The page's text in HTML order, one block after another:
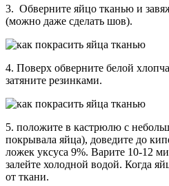
3. Обверните яйцо тканью и
(можно даже сделать шов).
4. Поверх обверните белой
затяните резинками.
5. положите в кастрюлю с
покрывала яйца), доведите до
ложек уксуса 9%. Варите 10-12
залейте холодной водой. Когда
от ткани.